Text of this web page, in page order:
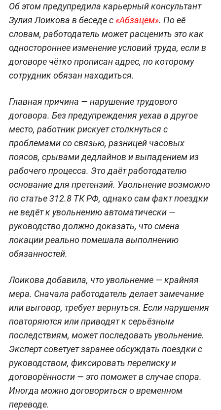
Об этом предупредила карьерный консультант
Зулия Лоикова в беседе с«Абзацем». По её
словам, работодатель может расценить это как
одностороннее изменение условий труда, если в
договоре чётко прописан адрес, по которому
сотрудник обязан находиться.
Главная причина — нарушение трудового
договора. Без предупреждения уехав в другое
место, работник рискует столкнуться с
проблемами со связью, разницей часовых
поясов, срывами дедлайнов и выпадением из
рабочего процесса. Это даёт работодателю
основание для претензий. Увольнение возможно
по статье 312.8 ТК РФ, однако сам факт поездки
не ведёт к увольнению автоматически —
руководство должно доказать, что смена
локации реально помешала выполнению
обязанностей.
Лоикова добавила, что увольнение — крайняя
мера. Сначала работодатель делает замечание
или выговор, требует вернуться. Если нарушения
повторяются или приводят к серьёзным
последствиям, может последовать увольнение.
Эксперт советует заранее обсуждать поездки с
руководством, фиксировать переписку и
договорённости — это поможет в случае спора.
Иногда можно договориться о временном
переводе.